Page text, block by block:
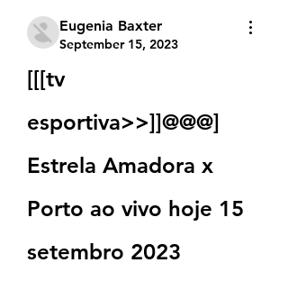
Eugenia Baxter
September 15, 2023
[[[tv
esportiva>>]]@@@]
Estrela Amadora x
Porto ao vivo hoje 15
setembro 2023